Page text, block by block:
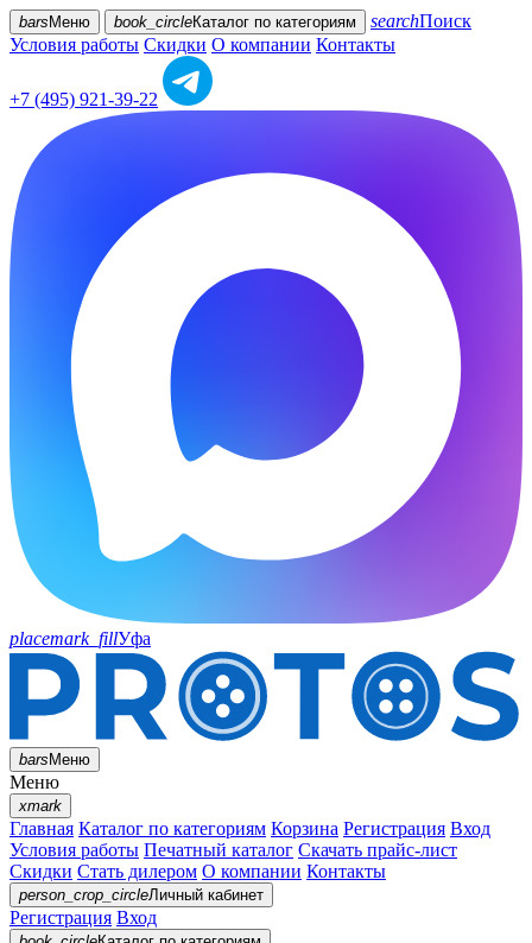
bars Меню book_circleКаталог по категориям searchПоиск
Условия работы Скидки О компании Контакты
+7 (495) 921-39-22
placemark_fillУфа
barsМеню
Меню
xmark
Главная Каталог по категориям Корзина Регистрация Вход
Условия работы Печатный каталог Скачать прайс-лист
Скидки Стать дилером О компании Контакты
person_crop_circleЛичный кабинет
Регистрация Вход